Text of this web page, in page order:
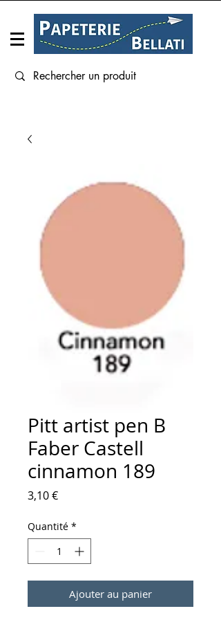
Pitt artist pen B
Faber Castell
cinnamon 189
3,10 €Prix
Quantité *
Ajouter au panier